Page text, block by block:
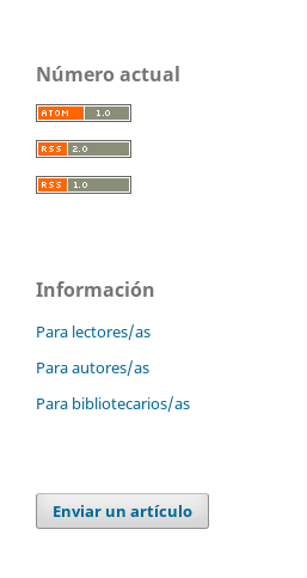
Número actual
Información
Para lectores/as
Para autores/as
Para bibliotecarios/as
Enviar un artículo